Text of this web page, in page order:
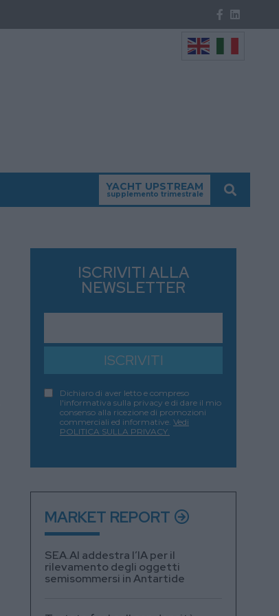
YACHT UPSTREAM
supplemento trimestrale
ISCRIVITI ALLA
NEWSLETTER
ISCRIVITI
Dichiaro di aver letto e compreso
l'informativa sulla privacy e di dare il mio
consenso alla ricezione di promozioni
commerciali ed informative. Vedi
POLITICA SULLA PRIVACY.
MARKET REPORT
SEA.AI addestra l’IA per il
rilevamento degli oggetti
semisommersi in Antartide